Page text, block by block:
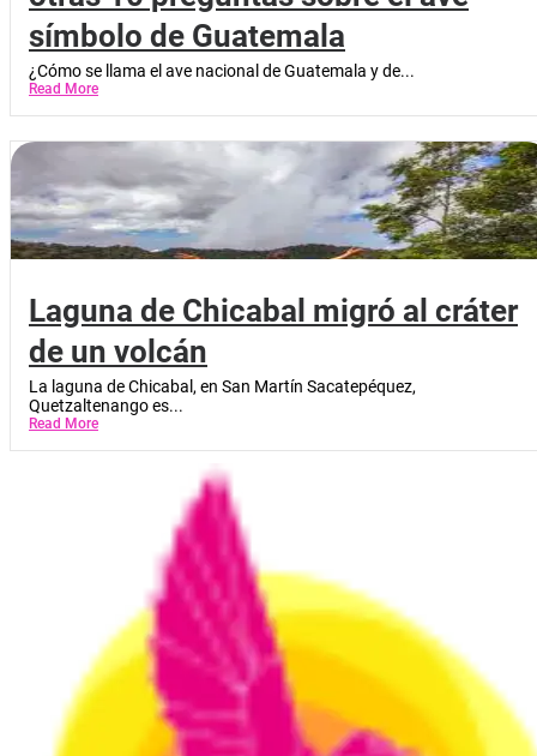
símbolo de Guatemala
¿Cómo se llama el ave nacional de Guatemala y de...
Read More
Laguna de Chicabal migró al cráter
de un volcán
La laguna de Chicabal, en San Martín Sacatepéquez,
Quetzaltenango es...
Read More